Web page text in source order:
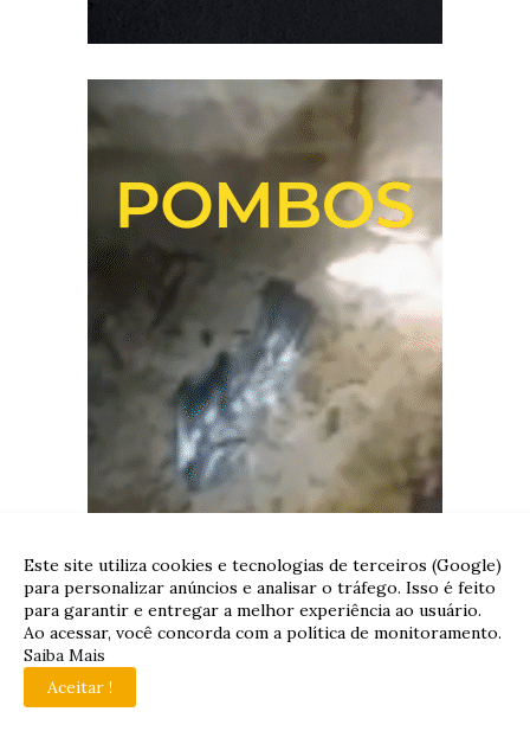
Este site utiliza cookies e tecnologias de terceiros (Google)
para personalizar anúncios e analisar o tráfego. Isso é feito
para garantir e entregar a melhor experiência ao usuário.
Ao acessar, você concorda com a política de monitoramento.
Saiba Mais
Aceitar !